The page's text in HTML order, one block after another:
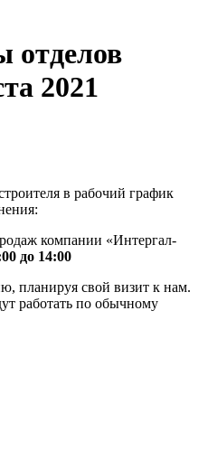
отделов
2021
в рабочий график
компании «Интергал-
до 14:00
планируя свой визит к нам.
работать по обычному